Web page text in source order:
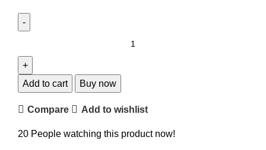
Add to cart Buy now
Compare Add to wishlist
20 People watching this product now!